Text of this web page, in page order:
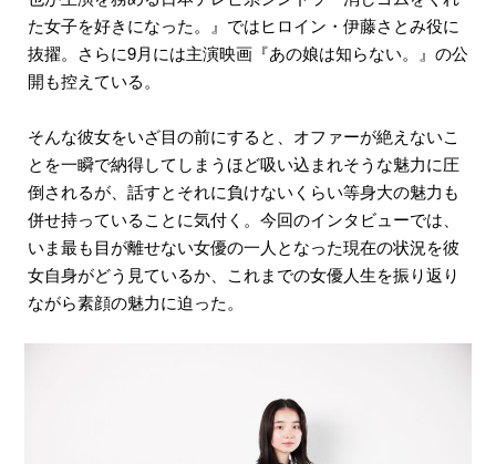
た女子を好きになった。』ではヒロイン・伊藤さとみ役に
抜擢。さらに9月には主演映画『あの娘は知らない。』の公
開も控えている。
そんな彼女をいざ目の前にすると、オファーが絶えないこ
とを一瞬で納得してしまうほど吸い込まれそうな魅力に圧
倒されるが、話すとそれに負けないくらい等身大の魅力も
併せ持っていることに気付く。今回のインタビューでは、
いま最も目が離せない女優の一人となった現在の状況を彼
女自身がどう見ているか、これまでの女優人生を振り返り
ながら素顔の魅力に迫った。